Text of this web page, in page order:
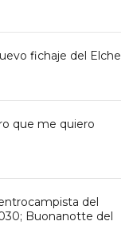
fichaje del Elche
que me quiero
del
Buonanotte del